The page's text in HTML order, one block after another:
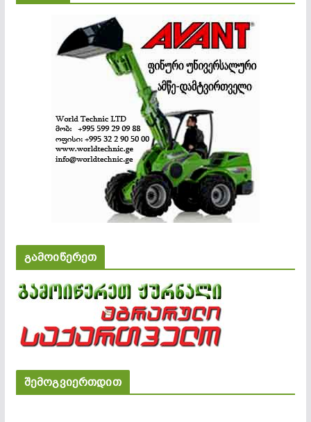
გამოიწერეთ
შემოგვიერთდით